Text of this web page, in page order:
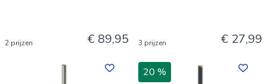
2 prijzen € 89,95 3 prijzen € 27,99
20 %